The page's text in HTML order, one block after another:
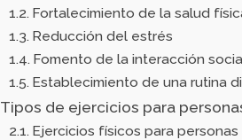
Fortalecimiento de la salud
Reducción del estrés
Fomento de la interacción
Establecimiento de una rutina
Tipos de ejercicios para
Ejercicios físicos para